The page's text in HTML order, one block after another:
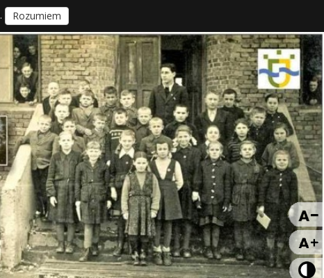
. Rozumiem